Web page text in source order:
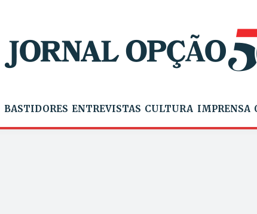
BASTIDORES ENTREVISTAS CULTURA IMPRENSA